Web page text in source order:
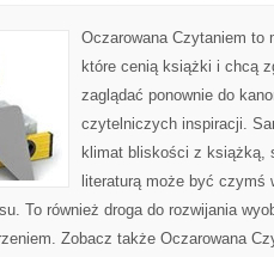
Oczarowana Czytaniem to
które cenią książki i chcą
zaglądać ponownie do
czytelniczych inspiracji.
klimat bliskości z książką,
literaturą może być
To również droga do rozwijania
Zobacz także Oczarowana